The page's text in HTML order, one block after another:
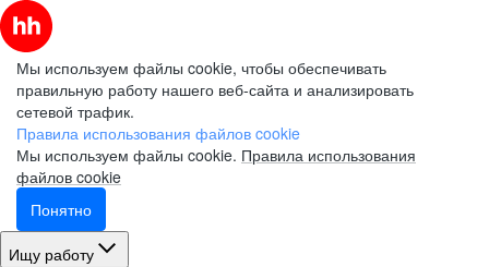
Мы используем файлы cookie, чтобы обеспечивать
правильную работу нашего веб-сайта и анализировать
сетевой трафик.
Правила использования файлов cookie
Мы используем файлы cookie. Правила использования
файлов cookie
Понятно
Ищу работу